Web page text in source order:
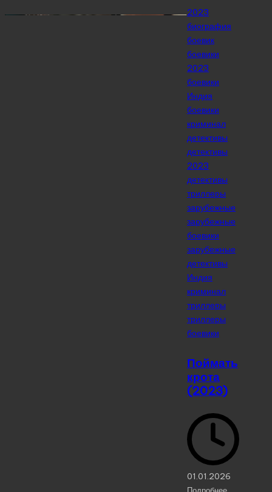
Posted
in
2023
биография
боевик
боевики
2023
боевики
Индия
боевики
криминал
детективы
детективы
2023
детективы
триллеры
зарубежные
зарубежные
боевики
зарубежные
детективы
Индия
криминал
триллеры
триллеры
боевики
Поймать
крота
(2023)
01.01.2026